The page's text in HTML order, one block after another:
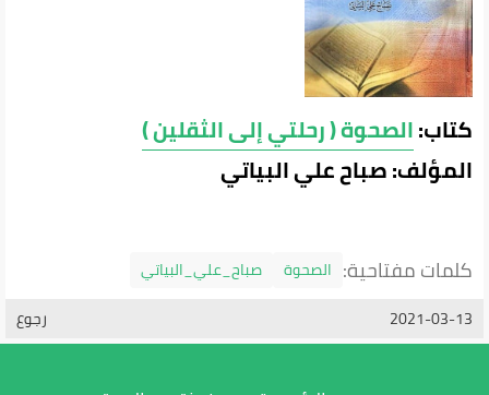
كتاب:الصحوة ( رحلتي إلى الثقلين )
المؤلف: صباح علي البياتي
كلمات مفتاحية: الصحوة
صباح_علي_البياتي
رجوع
2021-03-13